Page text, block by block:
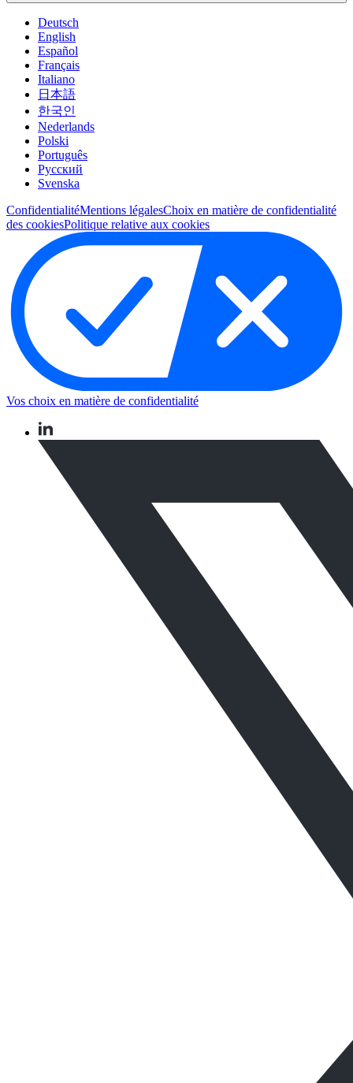
Deutsch
English
Español
Français
Italiano
日本語
한국인
Nederlands
Polski
Português
Pусский
Svenska
ConfidentialitéMentions légalesChoix en matière de confidentialité
des cookiesPolitique relative aux cookies
Vos choix en matière de confidentialité